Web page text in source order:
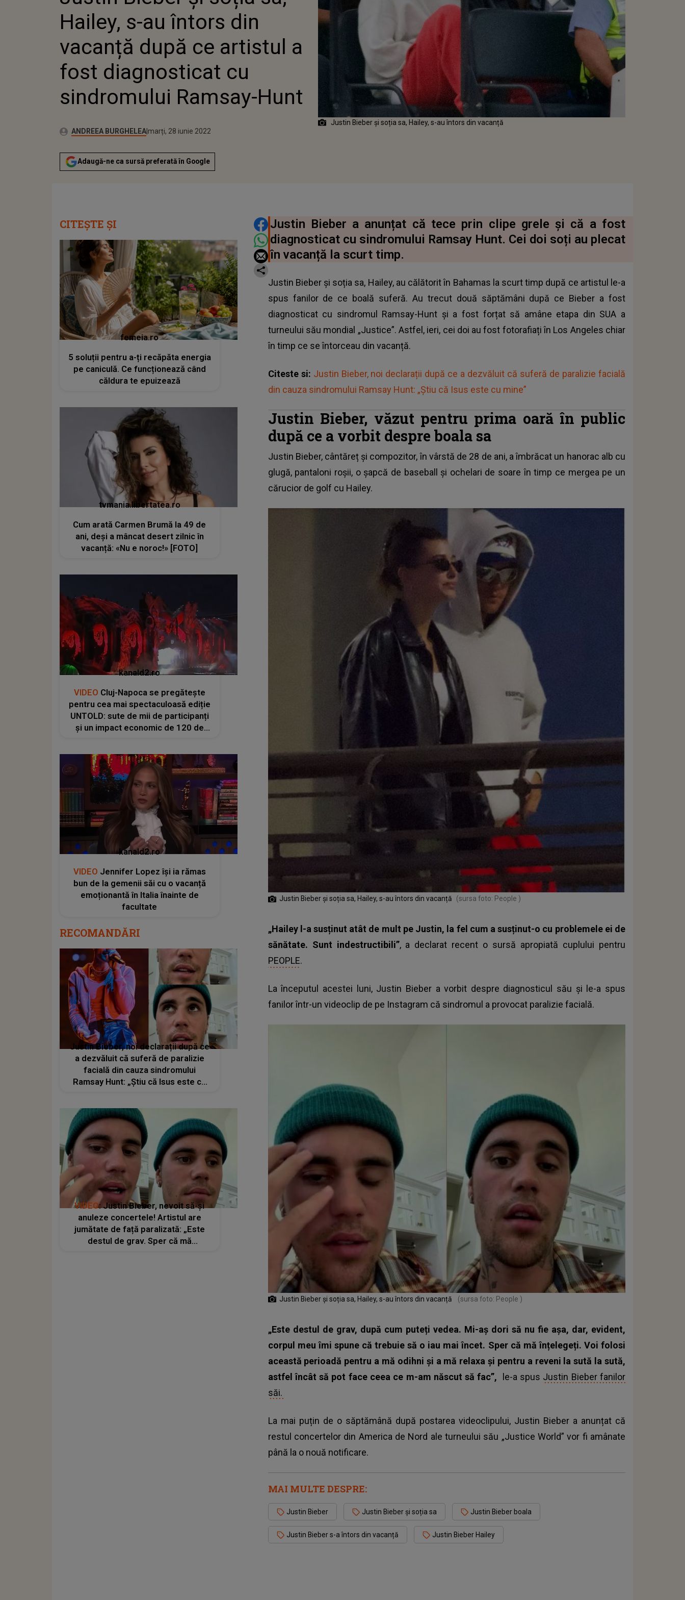
FOST DIAGNOSTICAT CU
SINDROMULUI RAMSAY-HUNT
Hailey, s-au întors din
vacanță după ce artistul a
fost diagnosticat cu
sindromului Ramsay-Hunt
Autor:ANDREEA BURGHELEAPublicat:
marți, 28 iunie 2022
Actualizat:
marți, 28 iunie 2022
Adaugă-ne ca sursă preferată în Google
Justin Bieber și soția sa, Hailey, s-au întors din vacanță
DISTRIBUIE ARTICOLUL
Justin Bieber a anunțat că tece prin clipe grele și că a fost
diagnosticat cu sindromului Ramsay Hunt. Cei doi soți au plecat
în vacanță la scurt timp.
Justin Bieber și soția sa, Hailey, au călătorit în Bahamas la scurt timp după ce artistul le-a
spus fanilor de ce boală suferă. Au trecut două săptămâni după ce Bieber a fost
diagnosticat cu sindromul Ramsay-Hunt și a fost forțat să amâne etapa din SUA a
turneului său mondial „Justice”. Astfel, ieri, cei doi au fost fotorafiați în Los Angeles chiar
în timp ce se întorceau din vacanță.
Citeste si: Justin Bieber, noi declarații după ce a dezvăluit că suferă de paralizie facială
din cauza sindromului Ramsay Hunt: „Știu că Isus este cu mine”
Justin Bieber, văzut pentru prima oară în public
după ce a vorbit despre boala sa
Justin Bieber, cântăreț și compozitor, în vârstă de 28 de ani, a îmbrăcat un hanorac alb cu
glugă, pantaloni roșii, o șapcă de baseball și ochelari de soare în timp ce mergea pe un
cărucior de golf cu Hailey.
Justin Bieber și soția sa, Hailey, s-au întors din vacanță (sursa foto: People )
„Hailey l-a susținut atât de mult pe Justin, la fel cum a susținut-o cu problemele ei de
sănătate. Sunt indestructibili”, a declarat recent o sursă apropiată cuplului pentru
PEOPLE.
La începutul acestei luni, Justin Bieber a vorbit despre diagnosticul său și le-a spus
fanilor într-un videoclip de pe Instagram că sindromul a provocat paralizie facială.
Justin Bieber și soția sa, Hailey, s-au întors din vacanță (sursa foto: People )
„Este destul de grav, după cum puteți vedea. Mi-aș dori să nu fie așa, dar, evident,
corpul meu îmi spune că trebuie să o iau mai încet. Sper că mă înțelegeți. Voi folosi
această perioadă pentru a mă odihni și a mă relaxa și pentru a reveni la sută la sută,
astfel încât să pot face ceea ce m-am născut să fac”,
le-a spus Justin Bieber fanilor
săi.
La mai puțin de o săptămână după postarea videoclipului, Justin Bieber a anunțat că
restul concertelor din America de Nord ale turneului său „Justice World” vor fi amânate
până la o nouă notificare.
MAI MULTE DESPRE:
Justin Bieber Justin Bieber și soția sa Justin Bieber boala
Justin Bieber s-a întors din vacanță Justin Bieber Hailey
CITEȘTE ȘI
femeia.ro
5 soluții pentru a-ți recăpăta energia
pe caniculă. Ce funcționează când
căldura te epuizează
tvmania.libertatea.ro
Cum arată Carmen Brumă la 49 de
ani, deși a mâncat desert zilnic în
vacanță: «Nu e noroc!» [FOTO]
kanald2.ro
VIDEO Cluj-Napoca se pregătește
pentru cea mai spectaculoasă ediție
UNTOLD: sute de mii de participanți
și un impact economic de 120 de
kanald2.ro
VIDEO Jennifer Lopez își ia rămas
bun de la gemenii săi cu o vacanță
emoționantă în Italia înainte de
facultate
RECOMANDĂRI
Justin Bieber, noi declarații după ce
a dezvăluit că suferă de paralizie
facială din cauza sindromului
Ramsay Hunt: „Știu că Isus este cu
VIDEO: Justin Bieber, nevoit să-și
anuleze concertele! Artistul are
jumătate de față paralizată: „Este
destul de grav. Sper că mă